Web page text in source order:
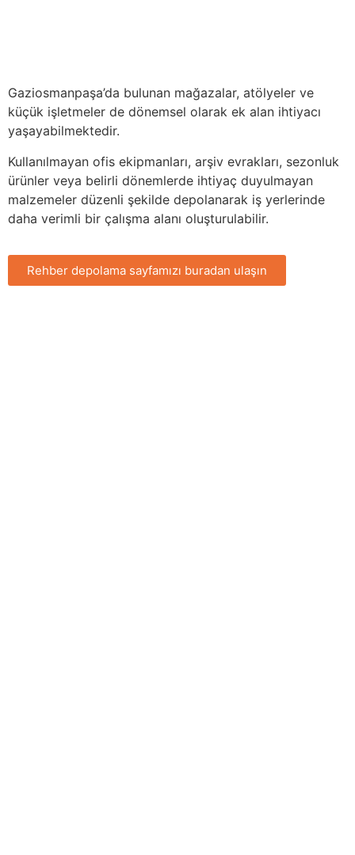
Gaziosmanpaşa’da bulunan mağazalar, atölyeler ve
küçük işletmeler de dönemsel olarak ek alan ihtiyacı
yaşayabilmektedir.
Kullanılmayan ofis ekipmanları, arşiv evrakları, sezonluk
ürünler veya belirli dönemlerde ihtiyaç duyulmayan
malzemeler düzenli şekilde depolanarak iş yerlerinde
daha verimli bir çalışma alanı oluşturulabilir.
Rehber depolama sayfamızı buradan ulaşın